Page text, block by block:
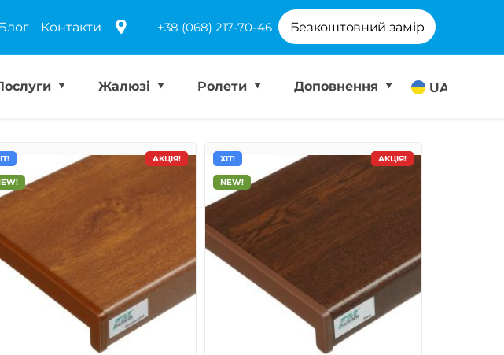
Контакти +38 (068) 217-70-46 Безкоштовний замір
UA
Жалюзі Ролети Доповнення
АКЦІЯ! АКЦІЯ!
ХІТ!
NEW!